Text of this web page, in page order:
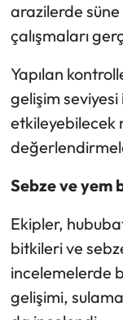
arazilerde süne
çalışmaları
Yapılan
gelişim
etkileyebilecek
Sebze ve yem
Ekipler,
bitkileri ve
incelemelerde
gelişimi,
Magazin
Oğuzlar
Ortaköy
Osmancık
Otomotiv
Resmi İlan
Resmi